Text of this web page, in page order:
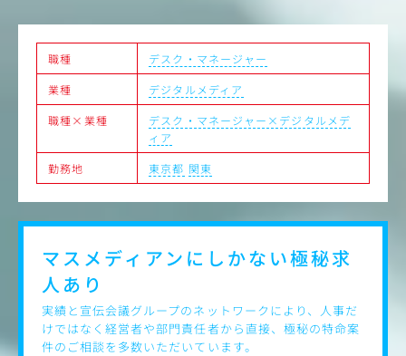
仕事をお任せしていきます。
【仕事内容の変更の範囲】有（会社の定める業務）
職種
デスク・マネージャー
業種
デジタルメディア
職種×業種
デスク・マネージャー×デジタルメデ
ィア
勤務地
東京都 関東
マスメディアンにしかない極秘求
人あり
実績と宣伝会議グループのネットワークにより、人事だ
けではなく経営者や部門責任者から直接、極秘の特命案
件のご相談を多数いただいています。